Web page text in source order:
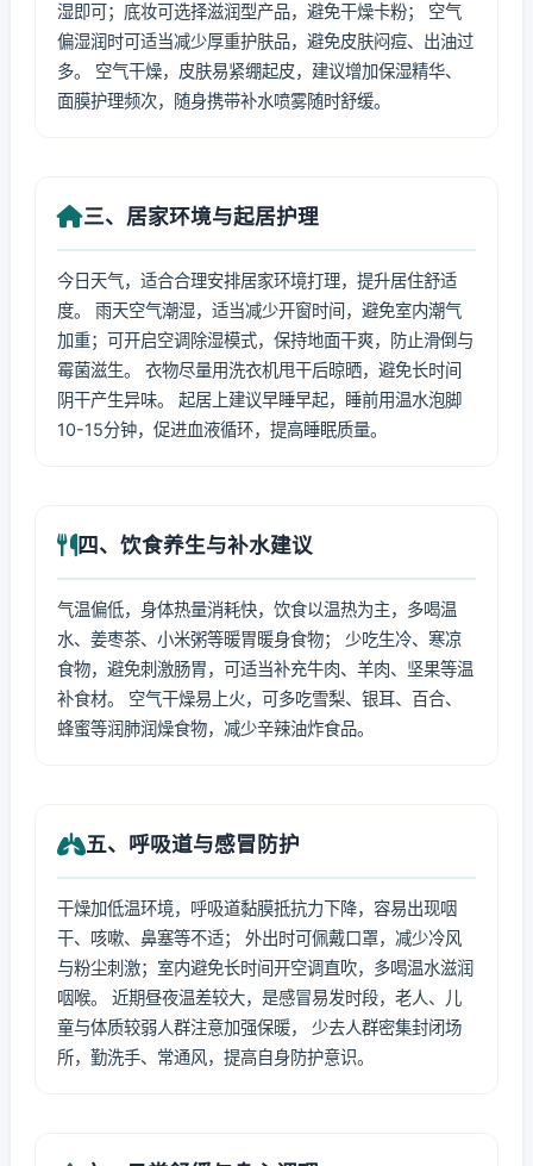
湿即可；底妆可选择滋润型产品，避免干燥卡粉； 空气
偏湿润时可适当减少厚重护肤品，避免皮肤闷痘、出油过
多。 空气干燥，皮肤易紧绷起皮，建议增加保湿精华、
面膜护理频次，随身携带补水喷雾随时舒缓。
三、居家环境与起居护理
今日天气，适合合理安排居家环境打理，提升居住舒适
度。 雨天空气潮湿，适当减少开窗时间，避免室内潮气
加重；可开启空调除湿模式，保持地面干爽，防止滑倒与
霉菌滋生。 衣物尽量用洗衣机甩干后晾晒，避免长时间
阴干产生异味。 起居上建议早睡早起，睡前用温水泡脚
10-15分钟，促进血液循环，提高睡眠质量。
四、饮食养生与补水建议
气温偏低，身体热量消耗快，饮食以温热为主，多喝温
水、姜枣茶、小米粥等暖胃暖身食物； 少吃生冷、寒凉
食物，避免刺激肠胃，可适当补充牛肉、羊肉、坚果等温
补食材。 空气干燥易上火，可多吃雪梨、银耳、百合、
蜂蜜等润肺润燥食物，减少辛辣油炸食品。
五、呼吸道与感冒防护
干燥加低温环境，呼吸道黏膜抵抗力下降，容易出现咽
干、咳嗽、鼻塞等不适； 外出时可佩戴口罩，减少冷风
与粉尘刺激；室内避免长时间开空调直吹，多喝温水滋润
咽喉。 近期昼夜温差较大，是感冒易发时段，老人、儿
童与体质较弱人群注意加强保暖， 少去人群密集封闭场
所，勤洗手、常通风，提高自身防护意识。